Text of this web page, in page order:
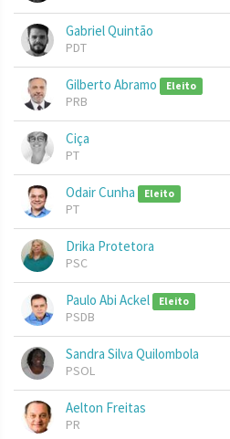
Gabriel Quintão
PDT
Gilberto Abramo Eleito
PRB
Ciça
PT
Odair Cunha Eleito
PT
Drika Protetora
PSC
Paulo Abi Ackel Eleito
PSDB
Sandra Silva Quilombola
PSOL
Aelton Freitas
PR